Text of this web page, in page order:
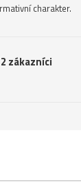
charakter.
2 zákazníci